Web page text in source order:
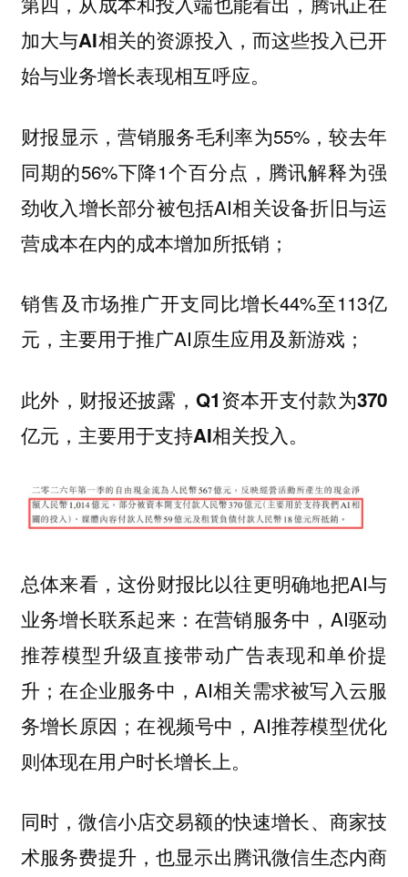
加大与AI相关的资源投入，而这些投入已开
始与业务增长表现相互呼应。
财报显示，营销服务毛利率为55%，较去年
同期的56%下降1个百分点，腾讯解释为强
劲收入增长部分被包括AI相关设备折旧与运
营成本在内的成本增加所抵销；
销售及市场推广开支同比增长44%至113亿
元，主要用于推广AI原生应用及新游戏；
此外，财报还披露，Q1资本开支付款为370
亿元，主要用于支持AI相关投入。
总体来看，这份财报比以往更明确地把AI与
业务增长联系起来：在营销服务中，AI驱动
推荐模型升级直接带动广告表现和单价提
升；在企业服务中，AI相关需求被写入云服
务增长原因；在视频号中，AI推荐模型优化
则体现在用户时长增长上。
同时，微信小店交易额的快速增长、商家技
术服务费提升，也显示出腾讯微信生态内商